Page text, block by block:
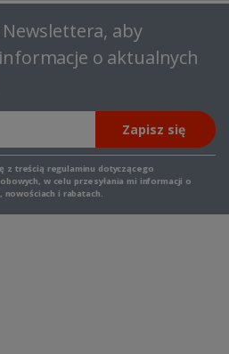
aby
o aktualnych
Zapisz się
z treścią regulaminu dotyczącego
w celu przesyłania mi informacji o
i rabatach.